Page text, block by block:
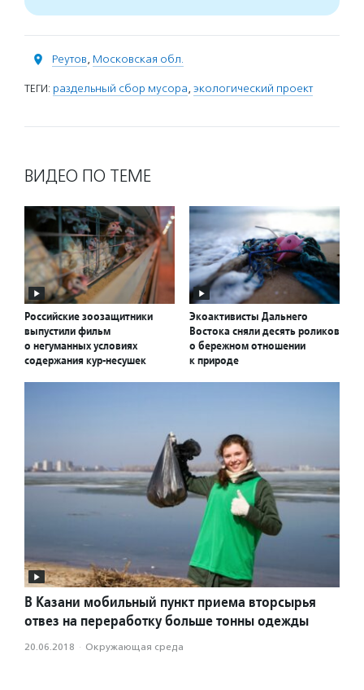
Реутов, Московская обл.
ТЕГИ: раздельный сбор мусора, экологический проект
ВИДЕО ПО ТЕМЕ
Российские зоозащитники
выпустили фильм
о негуманных условиях
содержания кур-несушек
Экоактивисты Дальнего
Востока сняли десять роликов
о бережном отношении
к природе
В Казани мобильный пункт приема вторсырья
отвез на переработку больше тонны одежды
20.06.2018 · Окружающая среда